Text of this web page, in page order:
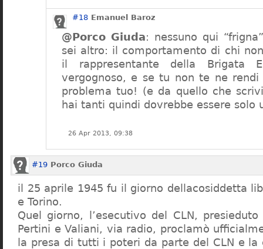
#18 Emanuel Baroz
@Porco Giuda: nessuno qui
sei altro: il comportamento di chi
il rappresentante della Brigata
vergognoso, e se tu non te ne
problema tuo! (e da quello che
hai tanti quindi dovrebbe essere
26 Apr 2013, 09:38
#19 Porco Giuda
il 25 aprile 1945 fu il giorno dellacosiddetta
e Torino.
Quel giorno, l’esecutivo del CLN,
Pertini e Valiani, via radio, proclamò
la presa di tutti i poteri da parte del CLN e la